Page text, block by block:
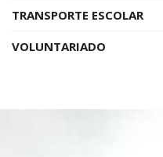
TRANSPORTE ESCOLAR
VOLUNTARIADO